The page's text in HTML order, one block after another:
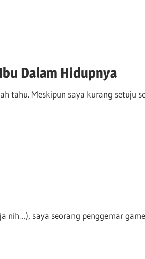
Dalam Hidupnya
tahu. Meskipun saya kurang setuju
nih…), saya seorang penggemar